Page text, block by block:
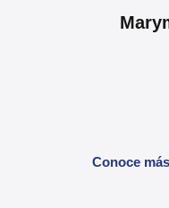
Conoce